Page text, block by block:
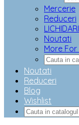
Mercerie
Reduceri
Noutati
More For
Noutati
Reduceri
Blog
Wishlist